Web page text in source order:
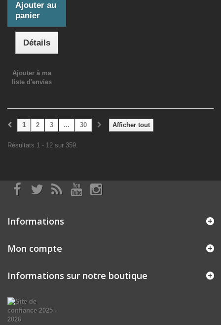
Ajouter au
panier
Détails
Ajouter à ma
liste d'envies
Afficher tout
1 2 3 ... 30
Résultats 1 - 12 sur 359.
Informations
Mon compte
Informations sur notre boutique